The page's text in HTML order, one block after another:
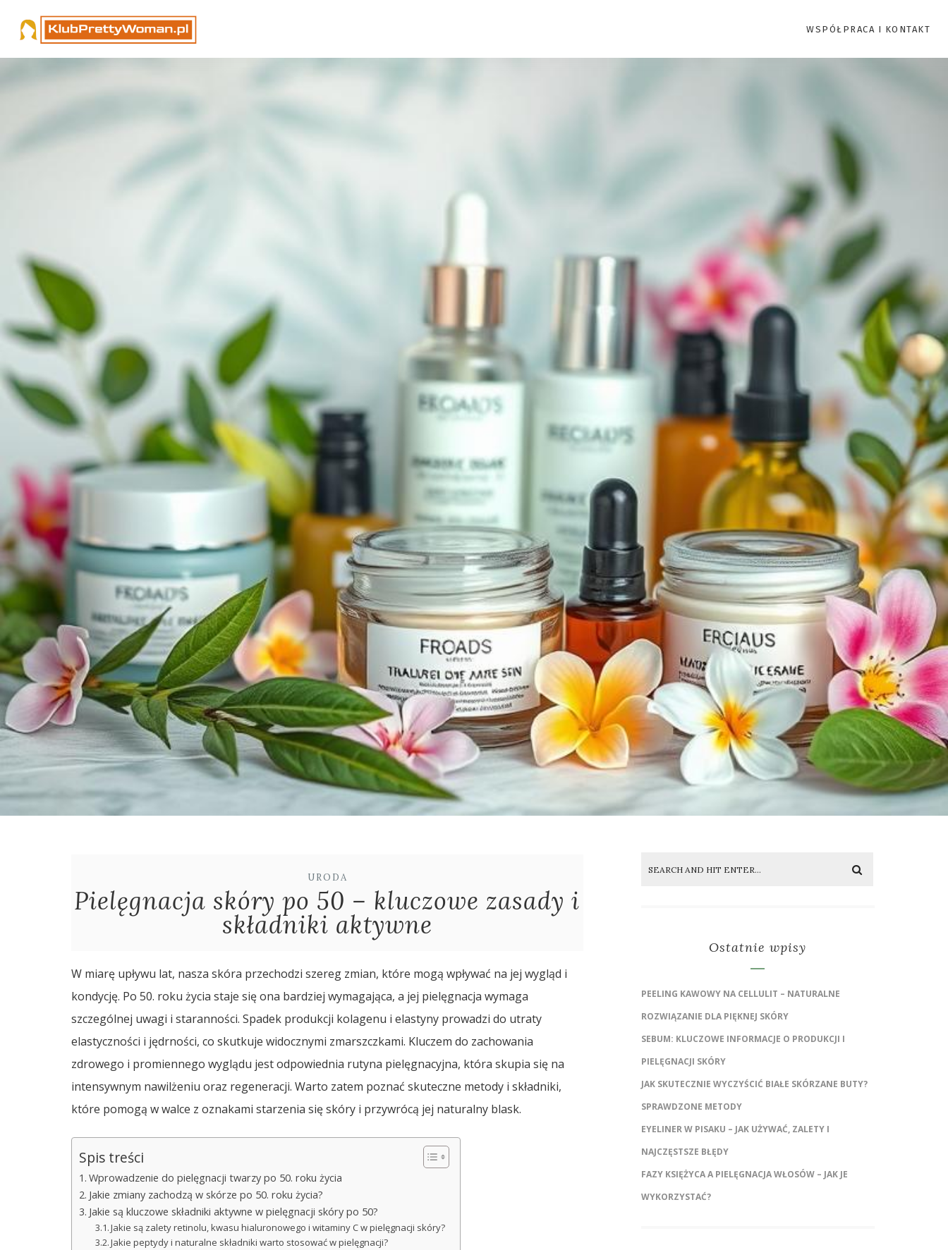
WSPÓŁPRACA I KONTAKT
URODA
Pielęgnacja skóry po 50 – kluczowe zasady i
składniki aktywne
W miarę upływu lat, nasza skóra przechodzi szereg zmian, które mogą wpływać na jej wygląd i
kondycję. Po 50. roku życia staje się ona bardziej wymagająca, a jej pielęgnacja wymaga
szczególnej uwagi i staranności. Spadek produkcji kolagenu i elastyny prowadzi do utraty
elastyczności i jędrności, co skutkuje widocznymi zmarszczkami. Kluczem do zachowania
zdrowego i promiennego wyglądu jest odpowiednia rutyna pielęgnacyjna, która skupia się na
intensywnym nawilżeniu oraz regeneracji. Warto zatem poznać skuteczne metody i składniki,
które pomogą w walce z oznakami starzenia się skóry i przywrócą jej naturalny blask.
Spis treści
Wprowadzenie do pielęgnacji twarzy po 50. roku życia
Jakie zmiany zachodzą w skórze po 50. roku życia?
Jakie są kluczowe składniki aktywne w pielęgnacji skóry po 50?
Jakie są zalety retinolu, kwasu hialuronowego i witaminy C w pielęgnacji skóry?
Jakie peptydy i naturalne składniki warto stosować w pielęgnacji?
Ostatnie wpisy
PEELING KAWOWY NA CELLULIT – NATURALNE
ROZWIĄZANIE DLA PIĘKNEJ SKÓRY
SEBUM: KLUCZOWE INFORMACJE O PRODUKCJI I
PIELĘGNACJI SKÓRY
JAK SKUTECZNIE WYCZYŚCIĆ BIAŁE SKÓRZANE BUTY?
SPRAWDZONE METODY
EYELINER W PISAKU – JAK UŻYWAĆ, ZALETY I
NAJCZĘSTSZE BŁĘDY
FAZY KSIĘŻYCA A PIELĘGNACJA WŁOSÓW – JAK JE
WYKORZYSTAĆ?